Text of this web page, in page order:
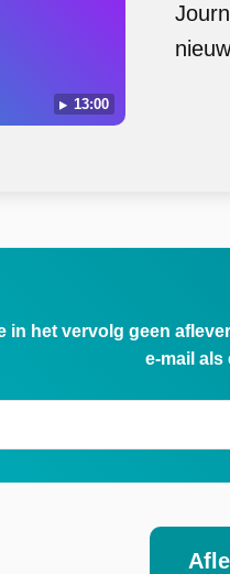
13:00
in het vervolg geen
e-mail als